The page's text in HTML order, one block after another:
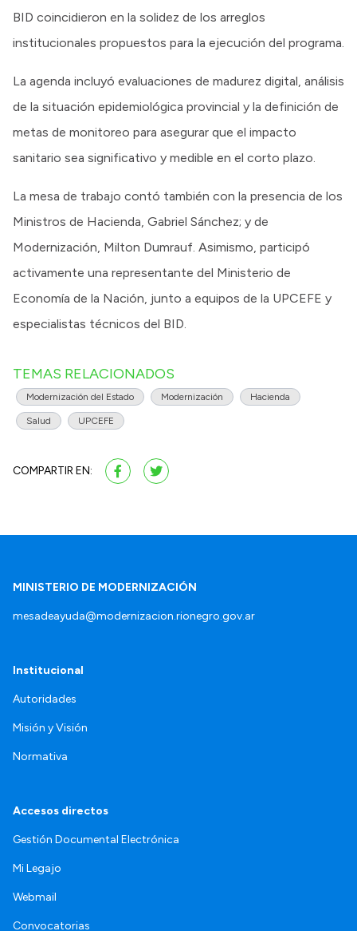
BID coincidieron en la solidez de los arreglos
institucionales propuestos para la ejecución del programa.
La agenda incluyó evaluaciones de madurez digital, análisis
de la situación epidemiológica provincial y la definición de
metas de monitoreo para asegurar que el impacto
sanitario sea significativo y medible en el corto plazo.
La mesa de trabajo contó también con la presencia de los
Ministros de Hacienda, Gabriel Sánchez; y de
Modernización, Milton Dumrauf. Asimismo, participó
activamente una representante del Ministerio de
Economía de la Nación, junto a equipos de la UPCEFE y
especialistas técnicos del BID.
TEMAS RELACIONADOS
Modernización del Estado Modernización Hacienda
Salud UPCEFE
COMPARTIR EN:
MINISTERIO DE MODERNIZACIÓN
mesadeayuda@modernizacion.rionegro.gov.ar
Institucional
Autoridades
Misión y Visión
Normativa
Accesos directos
Gestión Documental Electrónica
Mi Legajo
Webmail
Convocatorias